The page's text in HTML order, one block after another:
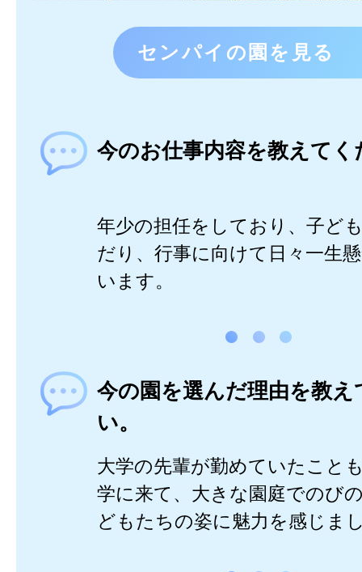
センパイの園を見る
今のお仕事内容を教えてく
年少の担任をしており、子ど
だり、行事に向けて日々一生
います。
今の園を選んだ理由を教え
い。
大学の先輩が勤めていたこと
学に来て、大きな園庭でのび
どもたちの姿に魅力を感じま